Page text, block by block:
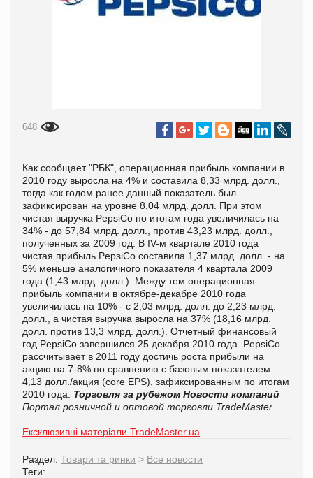
648
Как сообщает "РБК", операционная прибыль компании в
2010 году выросла на 4% и составила 8,33 млрд. долл.,
тогда как годом ранее данный показатель был
зафиксирован на уровне 8,04 млрд. долл. При этом
чистая выручка PepsiCo по итогам года увеличилась на
34% - до 57,84 млрд. долл., против 43,23 млрд. долл.,
полученных за 2009 год. В IV-м квартале 2010 года
чистая прибыль PepsiCo составила 1,37 млрд. долл. - на
5% меньше аналогичного показателя 4 квартала 2009
года (1,43 млрд. долл.). Между тем операционная
прибыль компании в октябре-декабре 2010 года
увеличилась на 10% - с 2,03 млрд. долл. до 2,23 млрд.
долл., а чистая выручка выросла на 37% (18,16 млрд.
долл. против 13,3 млрд. долл.). Отчетный финансовый
год PepsiCo завершился 25 декабря 2010 года. PepsiCo
рассчитывает в 2011 году достичь роста прибыли на
акцию на 7-8% по сравнению с базовым показателем
4,13 долл./акция (core EPS), зафиксированным по итогам
2010 года. Торговля за рубежом Новости компаний
Портал розничной и оптовой торговли TradeMaster
Ексклюзивні матеріали TradeMaster.ua
Раздел: Товари та ринки > Все новости
Теги: